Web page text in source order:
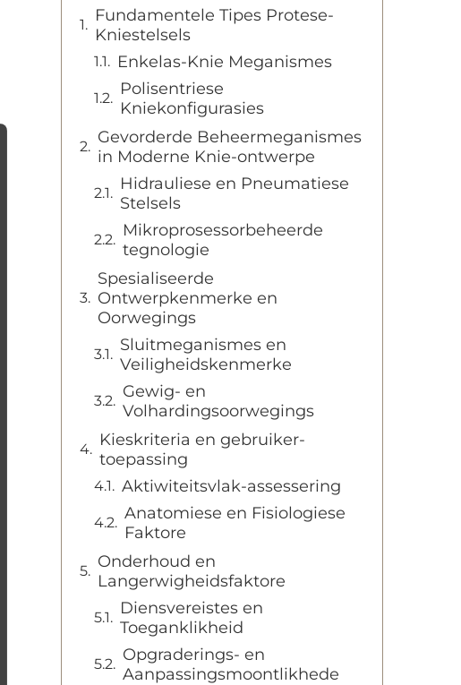
Fundamentele Tipes Protese-
Kniestelsels
Enkelas-Knie Meganismes
Polisentriese
Kniekonfigurasies
Gevorderde Beheermeganismes
in Moderne Knie-ontwerpe
Hidrauliese en Pneumatiese
Stelsels
Mikroprosessorbeheerde
tegnologie
Spesialiseerde
Ontwerpkenmerke en
Oorwegings
Sluitmeganismes en
Veiligheidskenmerke
Gewig- en
Volhardingsoorwegings
Kieskriteria en gebruiker-
toepassing
Aktiwiteitsvlak-assessering
Anatomiese en Fisiologiese
Faktore
Onderhoud en
Langerwigheidsfaktore
Diensvereistes en
Toeganklikheid
Opgraderings- en
Aanpassingsmoontlikhede